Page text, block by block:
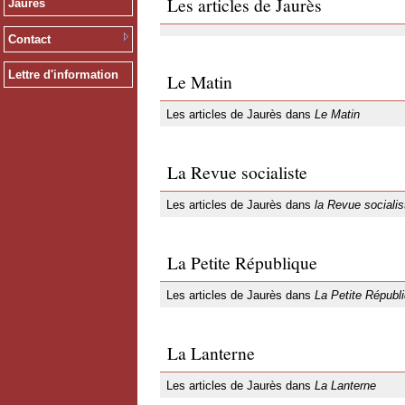
Jaurès
Contact
Lettre d'information
Les articles de Jaurès
Le Matin
Les articles de Jaurès dans Le Matin
La Revue socialiste
Les articles de Jaurès dans la Revue
La Petite République
Les articles de Jaurès dans La Petite
La Lanterne
Les articles de Jaurès dans La Lanterne